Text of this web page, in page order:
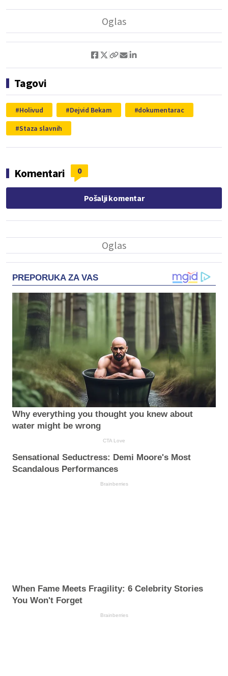
Tagovi
Holivud Dejvid Bekam
dokumentarac
Staza slavnih
Komentari 0
Pošalji komentar
PREPORUKA ZA VAS
Why everything you thought you knew about
water might be wrong
CTA Love
Sensational Seductress: Demi Moore's Most
Scandalous Performances
Brainberries
When Fame Meets Fragility: 6 Celebrity Stories
You Won't Forget
Brainberries